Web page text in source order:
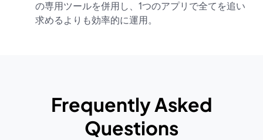
の専用ツールを併用し、1つのアプリで全てを追い
求めるよりも効率的に運用。
Frequently Asked
Questions